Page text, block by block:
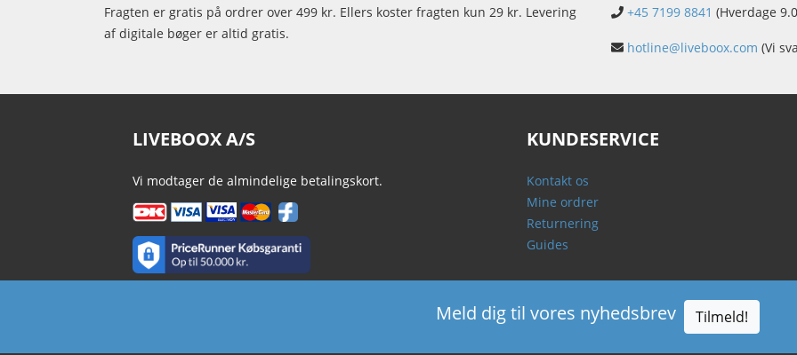
Fragten er gratis på ordrer over 499 kr. Ellers koster fragten kun 29 kr. Levering
af digitale bøger er altid gratis.
+45 7199 8841 (Hverdage
hotline@liveboox.com (Vi
LIVEBOOX A/S
Vi modtager de almindelige betalingskort.
KUNDESERVICE
Kontakt os
Mine ordrer
Returnering
Guides
Meld dig til vores nyhedsbrev Tilmeld!